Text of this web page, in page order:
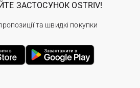
ЗАСТОСУНОК OSTRIV!
та швидкі покупки